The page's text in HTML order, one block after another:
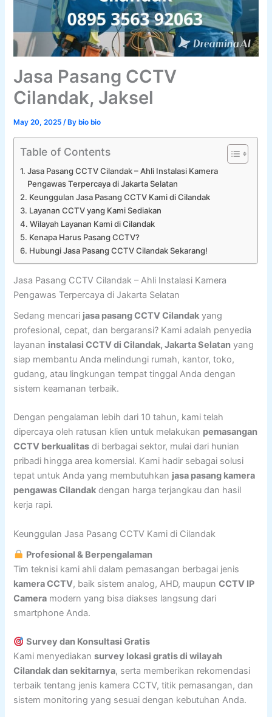
Jasa Pasang CCTV
Cilandak, Jaksel
May 20, 2025/ By bio bio
Table of Contents
Jasa Pasang CCTV Cilandak – Ahli Instalasi Kamera
Pengawas Terpercaya di Jakarta Selatan
Keunggulan Jasa Pasang CCTV Kami di Cilandak
Layanan CCTV yang Kami Sediakan
Wilayah Layanan Kami di Cilandak
Kenapa Harus Pasang CCTV?
Hubungi Jasa Pasang CCTV Cilandak Sekarang!
Jasa Pasang CCTV Cilandak – Ahli Instalasi Kamera
Pengawas Terpercaya di Jakarta Selatan
Sedang mencari jasa pasang CCTV Cilandak yang
profesional, cepat, dan bergaransi? Kami adalah penyedia
layanan instalasi CCTV di Cilandak, Jakarta Selatan yang
siap membantu Anda melindungi rumah, kantor, toko,
gudang, atau lingkungan tempat tinggal Anda dengan
sistem keamanan terbaik.
Dengan pengalaman lebih dari 10 tahun, kami telah
dipercaya oleh ratusan klien untuk melakukan pemasangan
CCTV berkualitas di berbagai sektor, mulai dari hunian
pribadi hingga area komersial. Kami hadir sebagai solusi
tepat untuk Anda yang membutuhkan jasa pasang kamera
pengawas Cilandak dengan harga terjangkau dan hasil
kerja rapi.
Keunggulan Jasa Pasang CCTV Kami di Cilandak
Profesional & Berpengalaman
Tim teknisi kami ahli dalam pemasangan berbagai jenis
kamera CCTV, baik sistem analog, AHD, maupunCCTV IP
Camera modern yang bisa diakses langsung dari
smartphone Anda.
Survey dan Konsultasi Gratis
Kami menyediakansurvey lokasi gratis di wilayah
Cilandak dan sekitarnya, serta memberikan rekomendasi
terbaik tentang jenis kamera CCTV, titik pemasangan, dan
sistem monitoring yang sesuai dengan kebutuhan Anda.